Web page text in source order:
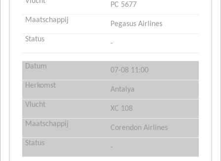
PC 5677
Pegasus Airlines
-
07-08 11:00
Antalya
XC 108
Corendon Airlines
-